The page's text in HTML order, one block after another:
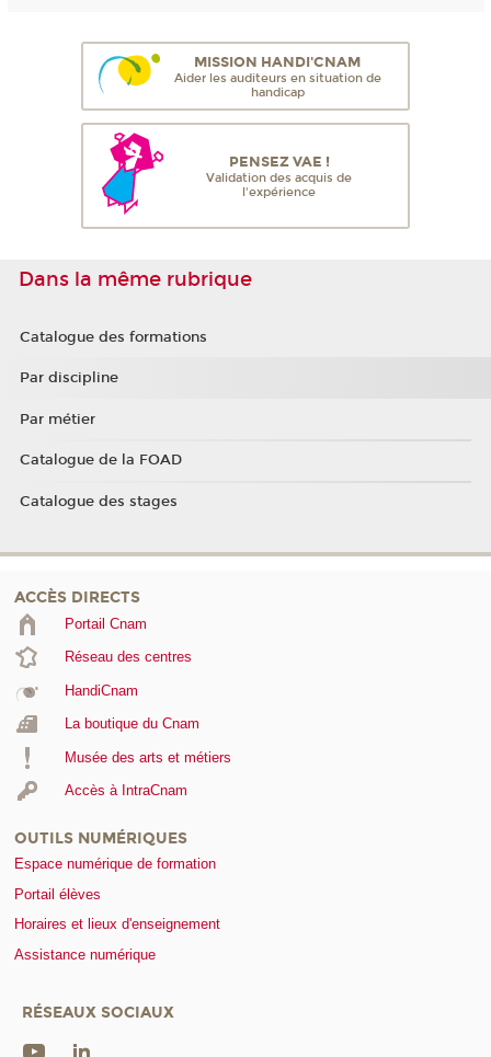
MISSION HANDI'CNAM
Aider les auditeurs en situation de
handicap
PENSEZ VAE !
Validation des acquis de
l'expérience
Dans la même rubrique
Catalogue des formations
Par discipline
Par métier
Catalogue de la FOAD
Catalogue des stages
ACCÈS DIRECTS
Portail Cnam
Réseau des centres
HandiCnam
La boutique du Cnam
Musée des arts et métiers
Accès à IntraCnam
OUTILS NUMÉRIQUES
Espace numérique de formation
Portail élèves
Horaires et lieux d'enseignement
Assistance numérique
RÉSEAUX SOCIAUX